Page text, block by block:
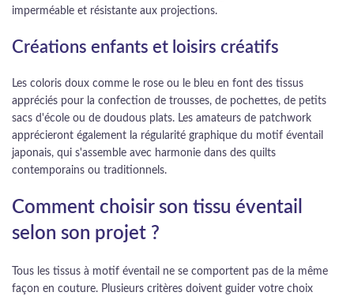
imperméable et résistante aux projections.
Créations enfants et loisirs créatifs
Les coloris doux comme le rose ou le bleu en font des tissus
appréciés pour la confection de trousses, de pochettes, de petits
sacs d'école ou de doudous plats. Les amateurs de patchwork
apprécieront également la régularité graphique du motif éventail
japonais, qui s'assemble avec harmonie dans des quilts
contemporains ou traditionnels.
Comment choisir son tissu éventail
selon son projet ?
Tous les tissus à motif éventail ne se comportent pas de la même
façon en couture. Plusieurs critères doivent guider votre choix